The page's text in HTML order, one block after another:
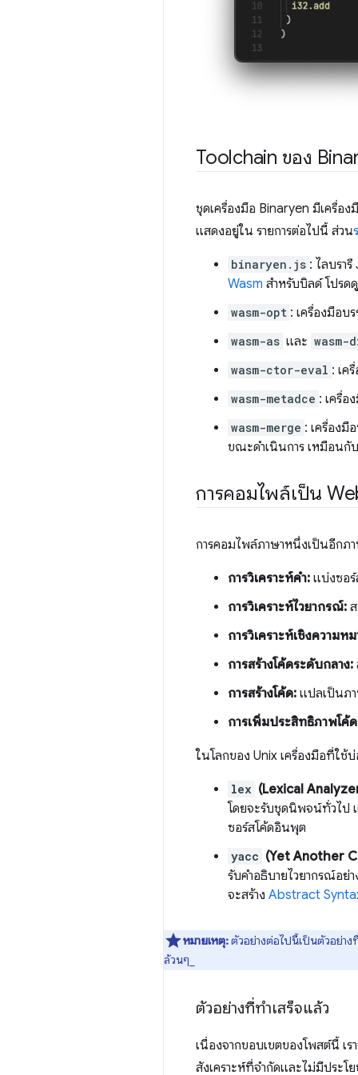
Toolchain ของ
ชุดเครื่องมือ Binaryen มีเครื่อ
แสดงอยู่ใน รายการต่อไปนี้ ส่วน
binaryen.js : ไลบรา
Wasm สำหรับบิลด์ โปรด
wasm-opt : เครื่องมือบ
wasm-as และ wasm-
wasm-ctor-eval : เค
wasm-metadce : เครื่อ
wasm-merge : เครื่องมื
ขณะดำเนินการ เหมือนกั
การคอมไพล์เป็น
การคอมไพล์ภาษาหนึ่งเป็นอีกภ
การวิเคราะห์คำ: แบ่งซอ
การวิเคราะห์ไวยากรณ์:
การวิเคราะห์เชิงความห
การสร้างโค้ดระดับกลาง:
การสร้างโค้ด: แปลเป็นภา
การเพิ่มประสิทธิภาพโค้
ในโลกของ Unix เครื่องมือที่ใช้
lex (Lexical
โดยจะรับชุดนิพจน์ทั่วไป
ซอร์สโค้ดอินพุต
yacc (Yet Another
รับคำอธิบายไวยากรณ์อย่
จะสร้าง Abstract
หมายเหตุ:ตัวอย่างต่อไปนี้เป็นตัวอย่าง
ล้วนๆ_
ตัวอย่างที่ทำเสร็จแล้ว
เนื่องจากขอบเขตของโพสต์นี้ เ
สังเคราะห์ที่จำกัดและไม่มีประโ